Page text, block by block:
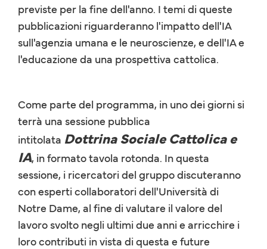
previste per la fine dell'anno. I temi di queste
pubblicazioni riguarderanno l'impatto dell'IA
sull'agenzia umana e le neuroscienze, e dell'IA e
l'educazione da una prospettiva cattolica.
Come parte del programma, in uno dei giorni si
terrà una sessione pubblica
intitolata Dottrina Sociale Cattolica e
IA, in formato tavola rotonda. In questa
sessione, i ricercatori del gruppo discuteranno
con esperti collaboratori dell'Università di
Notre Dame, al fine di valutare il valore del
lavoro svolto negli ultimi due anni e arricchire i
loro contributi in vista di questa e future